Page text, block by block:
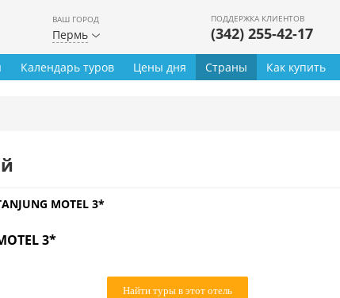
ВАШ ГОРОД
Пермь
ПОДДЕРЖКА КЛИЕНТОВ
(342) 255-42-17
Календарь туров Цены дня Страны Как купить
MOTEL 3*
3*
Найти туры в этот отель